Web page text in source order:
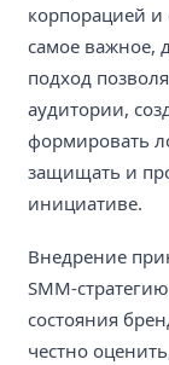
корпорацией и
самое важное,
подход
аудитории,
формировать
защищать и
инициативе.
Внедрение
SMM-
состояния
честно